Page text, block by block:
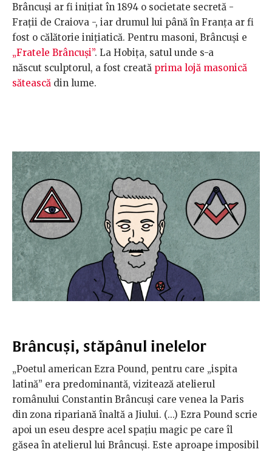
Brâncuși ar fi inițiat în 1894 o societate secretă -
Frații de Craiova -, iar drumul lui până în Franța ar fi
fost o călătorie inițiatică. Pentru masoni, Brâncuși e
„Fratele Brâncuși”. La Hobița, satul unde s-a
născut sculptorul, a fost creată prima lojă masonică
sătească din lume.
Brâncuși, stăpânul inelelor
„Poetul american Ezra Pound, pentru care „ispita
latină” era predominantă, vizitează atelierul
românului Constantin Brâncuşi care venea la Paris
din zona ripariană înaltă a Jiului. (...) Ezra Pound scrie
apoi un eseu despre acel spaţiu magic pe care îl
găsea în atelierul lui Brâncuşi. Este aproape imposibil